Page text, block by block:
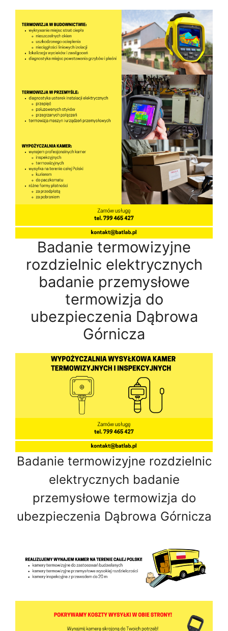
Badanie termowizyjne
rozdzielnic elektrycznych
badanie przemysłowe
termowizja do
ubezpieczenia Dąbrowa
Górnicza
Badanie termowizyjne rozdzielnic
elektrycznych badanie
przemysłowe termowizja do
ubezpieczenia Dąbrowa Górnicza